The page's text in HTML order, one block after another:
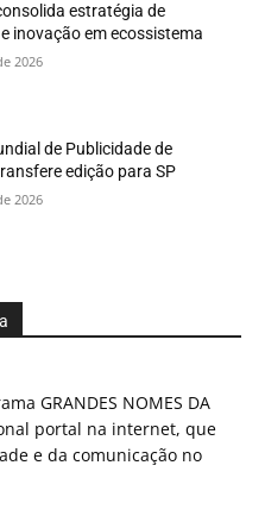
estratégia de
inovação em ecossistema
2026
de Publicidade de
edição para SP
2026
GRANDES NOMES DA
portal na internet, que
e da comunicação no